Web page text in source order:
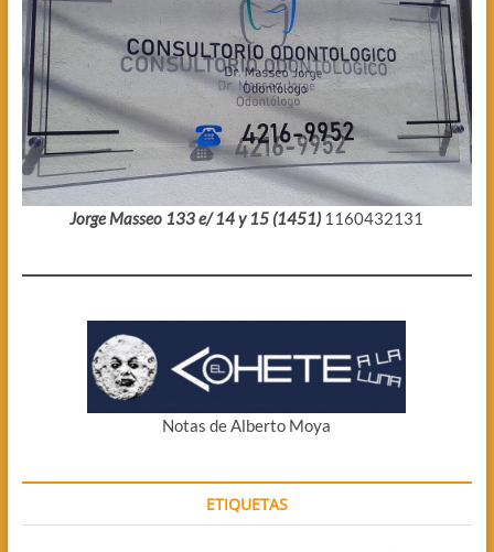
Jorge Masseo 133 e/ 14 y 15 (1451) 1160432131
Notas de Alberto Moya
ETIQUETAS